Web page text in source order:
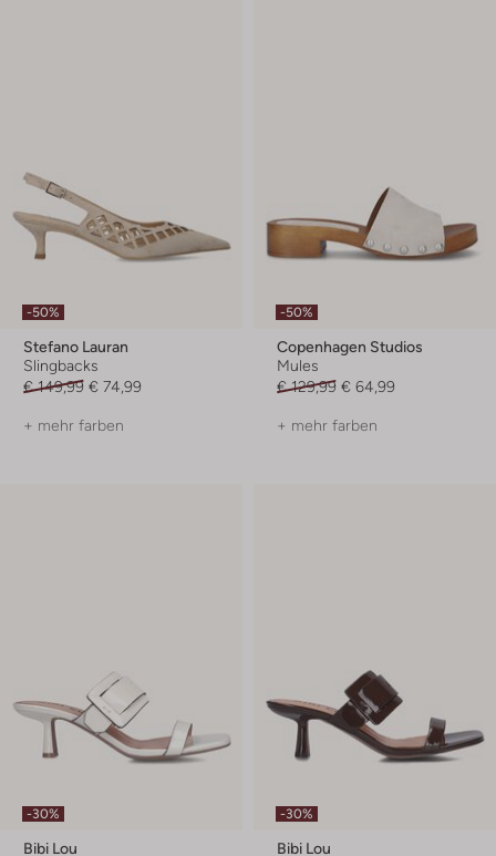
-50%
Stefano Lauran
Slingbacks
€ 149,99 € 74,99
+ mehr farben
-50%
Copenhagen Studios
Mules
€ 129,99 € 64,99
+ mehr farben
-30%
Bibi Lou
-30%
Bibi Lou